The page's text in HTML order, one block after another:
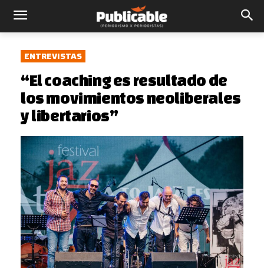
ENTREVISTAS
“El coaching es resultado de
los movimientos neoliberales
y libertarios”